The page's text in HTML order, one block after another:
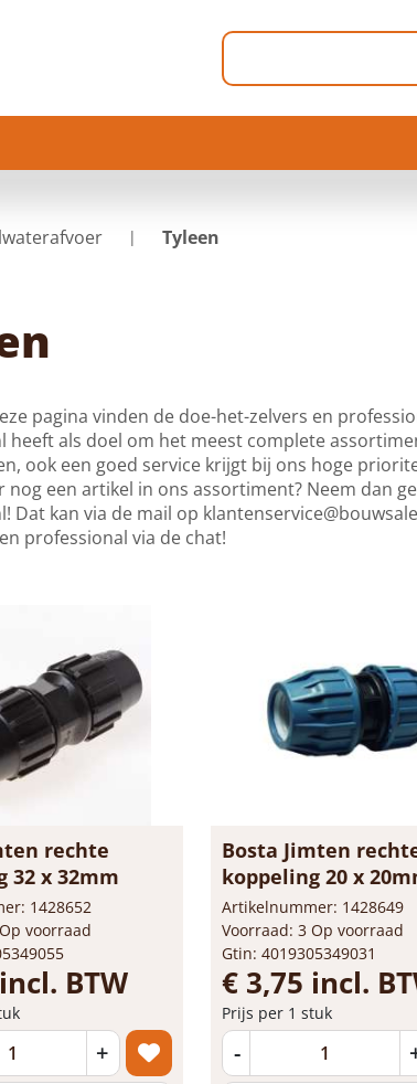
Tyleen
pagina vinden de doe-het-zelvers en
heeft als doel om het meest complete
ook een goed service krijgt bij ons hoge
nog een artikel in ons assortiment? Neem dan
Dat kan via de mail op
professional via de chat!
rechte
32 x 32mm
1428652
voorraad
BTW
+
Bosta Jimten
koppeling 20 x
Artikelnummer: 1428649
Voorraad: 3 Op voorraad
Gtin: 4019305349031
€ 3,75 incl.
Prijs per 1 stuk
-